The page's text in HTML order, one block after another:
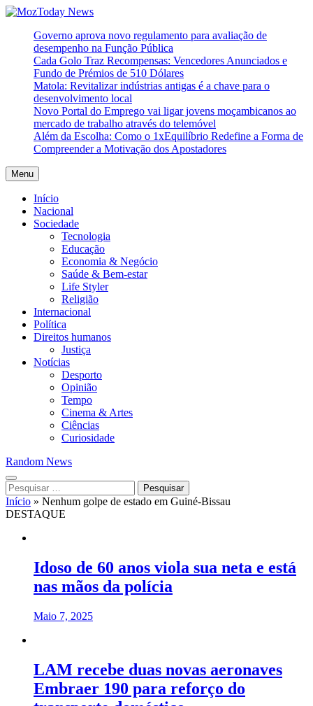
Skip
content
MozToday News
Onde a gente lê.
Governo aprova novo regulamento para avaliação de
desempenho na Função Pública
Cada Golo Traz Recompensas: Vencedores Anunciados e
Fundo de Prémios de 510 Dólares
Matola: Revitalizar indústrias antigas é a chave para o
desenvolvimento local
Novo Portal do Emprego vai ligar jovens moçambicanos ao
mercado de trabalho através do telemóvel
Além da Escolha: Como o 1xEquilíbrio Redefine a Forma de
Compreender a Motivação dos Apostadores
Menu
Início
Nacional
Sociedade
Tecnologia
Educação
Economia & Negócio
Saúde & Bem-estar
Life Styler
Religião
Internacional
Política
Direitos humanos
Justiça
Notícias
Desporto
Opinião
Tempo
Cinema & Artes
Ciências
Curiosidade
Random News
Pesquisar
por:
Início » Nenhum golpe de estado em Guiné-Bissau
DESTAQUE
Idoso de 60 anos viola sua neta e está
nas mãos da polícia
Maio 7, 2025
LAM recebe duas novas aeronaves
Embraer 190 para reforço do